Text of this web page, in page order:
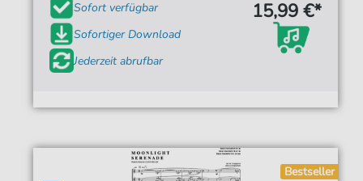
Sofort verfügbar
Sofortiger Download
Jederzeit abrufbar
15,99 €*
Bestseller